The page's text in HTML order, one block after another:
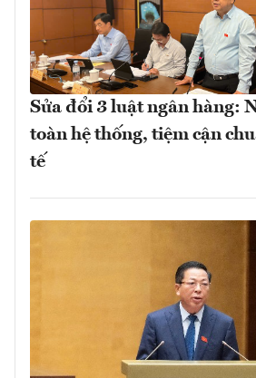
Sửa đổi 3 luật ngân hàng:
toàn hệ thống, tiệm cận
tế